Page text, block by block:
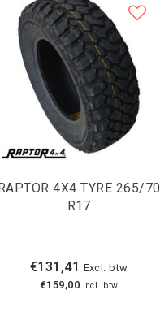
4X4 TYRE 265/70
R17
€131,41 Excl. btw
€159,00 Incl. btw